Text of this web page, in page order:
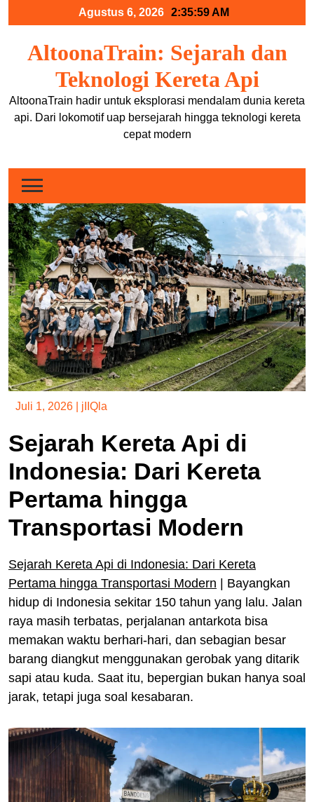
Agustus 6, 2026 2:36:00 AM
AltoonaTrain: Sejarah dan
Teknologi Kereta Api
AltoonaTrain hadir untuk eksplorasi mendalam dunia kereta
api. Dari lokomotif uap bersejarah hingga teknologi kereta
cepat modern
Juli 1, 2026 jIIQla
Sejarah Kereta Api di
Indonesia: Dari Kereta
Pertama hingga
Transportasi Modern
Sejarah Kereta Api di Indonesia: Dari Kereta
Pertama hingga Transportasi Modern | Bayangkan
hidup di Indonesia sekitar 150 tahun yang lalu. Jalan
raya masih terbatas, perjalanan antarkota bisa
memakan waktu berhari-hari, dan sebagian besar
barang diangkut menggunakan gerobak yang ditarik
sapi atau kuda. Saat itu, bepergian bukan hanya soal
jarak, tetapi juga soal kesabaran.